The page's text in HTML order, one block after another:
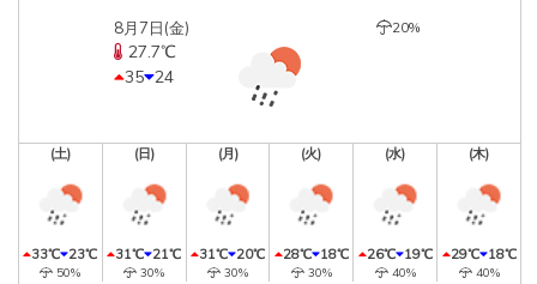
8月7日(金)
27.7℃
35 24
20%
(土)
33℃ 23℃
50%
(日)
31℃ 21℃
30%
(月)
31℃ 20℃
30%
(火)
28℃ 18℃
30%
(水)
26℃ 19℃
40%
(木)
29℃ 18℃
40%